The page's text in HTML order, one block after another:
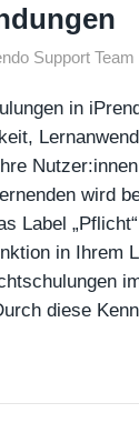
Support Team
in
wird
Label
in Ihrem
diese